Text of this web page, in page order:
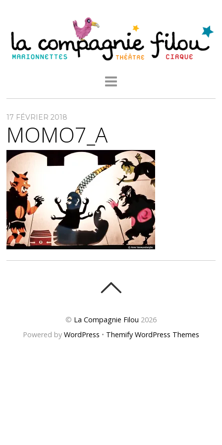
17 FÉVRIER 2018
MOMO7_A
© La Compagnie Filou 2026
Powered by WordPress • Themify WordPress Themes